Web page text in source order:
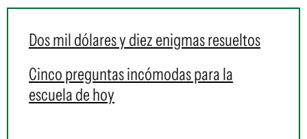
Dos mil dólares y diez enigmas resueltos
Cinco preguntas incómodas para la
escuela de hoy